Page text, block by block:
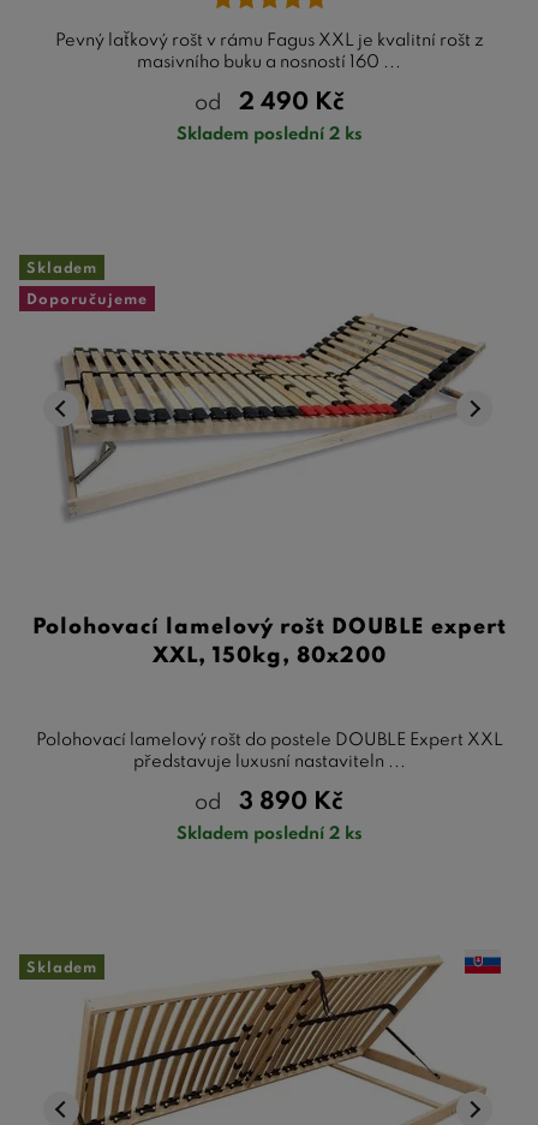
Pevný laťkový rošt v rámu Fagus XXL je kvalitní rošt z
masivního buku a nosností 160 ...
od 2 490 Kč
Skladem poslední 2 ks
Skladem
Doporučujeme
Polohovací lamelový rošt DOUBLE expert
XXL, 150kg, 80x200
Polohovací lamelový rošt do postele DOUBLE Expert XXL
představuje luxusní nastaviteln ...
od 3 890 Kč
Skladem poslední 2 ks
Skladem